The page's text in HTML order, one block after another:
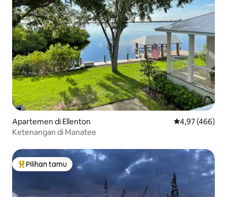
Apartemen di Ellenton Nilai rata-rata
4,97 (466)
Ketenangan di Manatee
Pilihan tamu terpopuler
Pilihan tamu